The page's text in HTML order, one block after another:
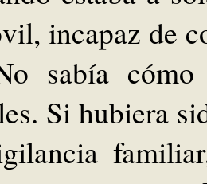
incapaz de
sabía
Si hubiera